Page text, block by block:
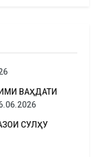
ВАҲДАТИ
СУЛҲУ